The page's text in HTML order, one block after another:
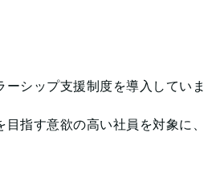
シップ支援制度を導入していま
指す意欲の高い社員を対象に、